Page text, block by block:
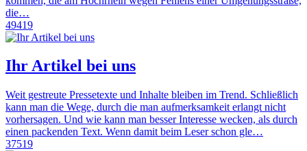
die…
49419
Ihr Artikel bei uns
Weit gestreute Pressetexte und Inhalte bleiben im Trend. Schließlich
kann man die Wege, durch die man aufmerksamkeit erlangt nicht
vorhersagen. Und wie kann man besser Interesse wecken, als durch
einen packenden Text. Wenn damit beim Leser schon gle…
37519